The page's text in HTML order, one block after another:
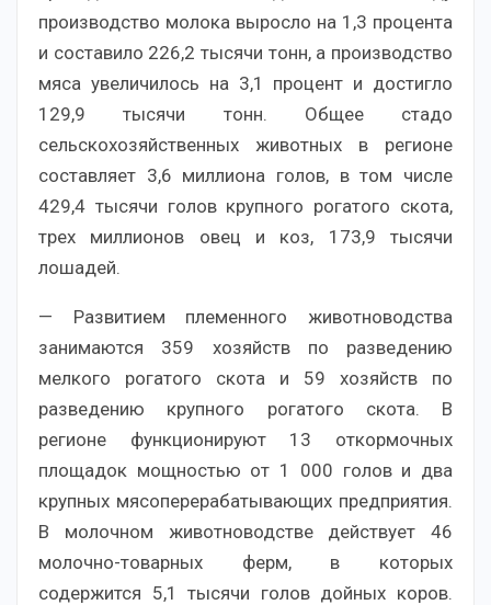
производство молока выросло на 1,3 процента
и составило 226,2 тысячи тонн, а производство
мяса увеличилось на 3,1 процент и достигло
129,9 тысячи тонн. Общее стадо
сельскохозяйственных животных в регионе
составляет 3,6 миллиона голов, в том числе
429,4 тысячи голов крупного рогатого скота,
трех миллионов овец и коз, 173,9 тысячи
лошадей.
— Развитием племенного животноводства
занимаются 359 хозяйств по разведению
мелкого рогатого скота и 59 хозяйств по
разведению крупного рогатого скота. В
регионе функционируют 13 откормочных
площадок мощностью от 1 000 голов и два
крупных мясоперерабатывающих предприятия.
В молочном животноводстве действует 46
молочно-товарных ферм, в которых
содержится 5,1 тысячи голов дойных коров.